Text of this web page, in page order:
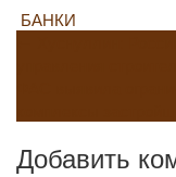
БАНКИ
записям
Добавить